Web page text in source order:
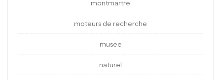
montmartre
moteurs de recherche
musee
naturel